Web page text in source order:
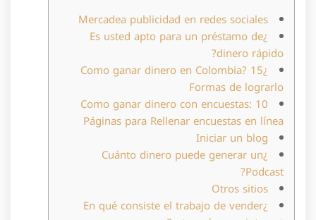
Mercadea publicidad en redes sociales
¿Es usted apto para un préstamo de
dinero rápido?
¿Como ganar dinero en Colombia? 15
Formas de lograrlo
Como ganar dinero con encuestas: 10
Páginas para Rellenar encuestas en línea
Iniciar un blog
¿Cuánto dinero puede generar un
Podcast?
Otros sitios
¿En qué consiste el trabajo de vender